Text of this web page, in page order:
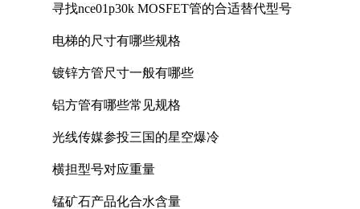
寻找nce01p30k MOSFET管的合适替代型号
电梯的尺寸有哪些规格
镀锌方管尺寸一般有哪些
铝方管有哪些常见规格
光线传媒参投三国的星空爆冷
横担型号对应重量
锰矿石产品化合水含量